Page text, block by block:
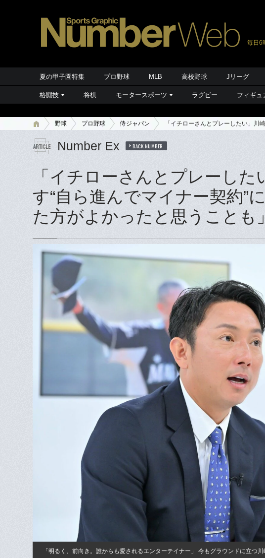
毎日6
夏の甲子園特集 プロ野球 MLB 高校野球 Jリーグ
格闘技 将棋 モータースポーツ ラグビー フィギュ
野球 プロ野球 侍ジャパン 「イチローさんとプレーしたい」川
Number Ex BACK NUMBER
「イチローさんとプレーし
す“自ら進んでマイナー契約”
た方がよかったと思うことも
「明るく、前向き。誰からも愛されるエンターテイナー」 今もグラウンドに立